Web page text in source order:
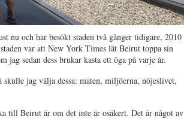
nu och har besökt staden två gånger tidigare, 2010
var att New York Times lät Beirut toppa sin
jag sedan dess brukar kasta ett öga på varje år.
jag välja dessa: maten, miljöerna, nöjeslivet,
till Beirut är om det inte är osäkert. Det är något av